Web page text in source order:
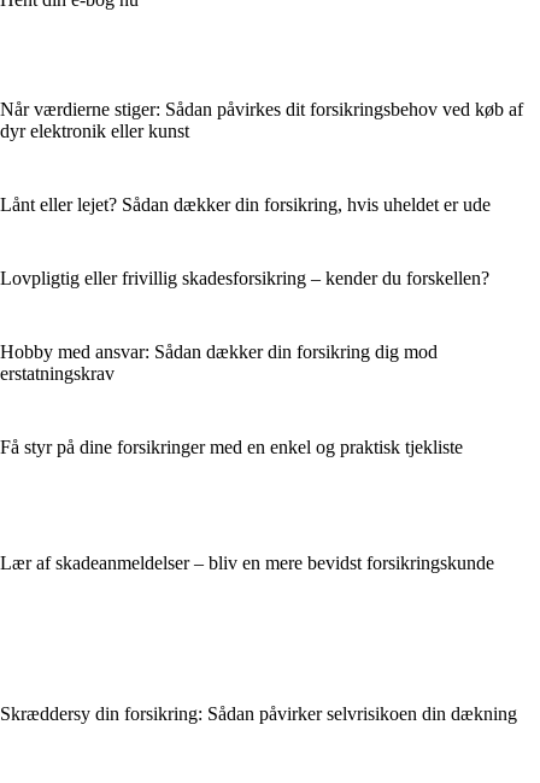
Når værdierne stiger: Sådan påvirkes dit forsikringsbehov ved køb af
dyr elektronik eller kunst
Lånt eller lejet? Sådan dækker din forsikring, hvis uheldet er ude
Lovpligtig eller frivillig skadesforsikring – kender du forskellen?
Hobby med ansvar: Sådan dækker din forsikring dig mod
erstatningskrav
Få styr på dine forsikringer med en enkel og praktisk tjekliste
Lær af skadeanmeldelser – bliv en mere bevidst forsikringskunde
Skræddersy din forsikring: Sådan påvirker selvrisikoen din dækning